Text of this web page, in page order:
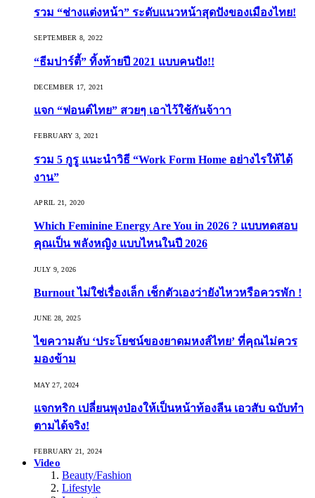
รวม “ช่างแต่งหน้า” ระดับแนวหน้าสุดปังของเมืองไทย!
SEPTEMBER 8, 2022
“ธีมปาร์ตี้” ทิ้งท้ายปี 2021 แบบคนปัง!!
DECEMBER 17, 2021
แจก “ฟอนต์ไทย” สวยๆ เอาไว้ใช้กันจ้าาา
FEBRUARY 3, 2021
รวม 5 กูรู แนะนำวิธี “Work Form Home อย่างไรให้ได้
งาน”
APRIL 21, 2020
Which Feminine Energy Are You in 2026 ? แบบทดสอบ
คุณเป็น พลังหญิง แบบไหนในปี 2026
JULY 9, 2026
Burnout ไม่ใช่เรื่องเล็ก เช็กตัวเองว่ายังไหวหรือควรพัก !
JUNE 28, 2025
ไขความลับ ‘ประโยชน์ของยาดมหงส์ไทย’ ที่คุณไม่ควร
มองข้าม
MAY 27, 2024
แจกทริก เปลี่ยนพุงป่องให้เป็นหน้าท้องลีน เอวสับ ฉบับทำ
ตามได้จริง!
FEBRUARY 21, 2024
Video
Beauty/Fashion
Lifestyle